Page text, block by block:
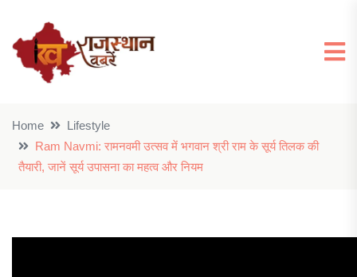
Home
Lifestyle
Ram Navmi: रामनवमी उत्सव में भगवान श्री राम के सूर्य तिलक की
तैयारी, जानें सूर्य उपासना का महत्व और नियम